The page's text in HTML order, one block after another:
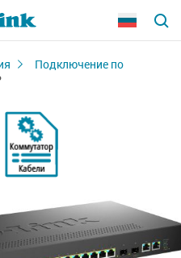
Подключение по